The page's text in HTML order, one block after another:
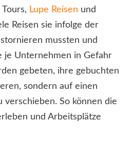
Lupe Reisen und
Reisen sie infolge der
mussten und
je Unternehmen in Gefahr
gebeten, ihre gebuchten
sondern auf einen
verschieben. So können die
und Arbeitsplätze